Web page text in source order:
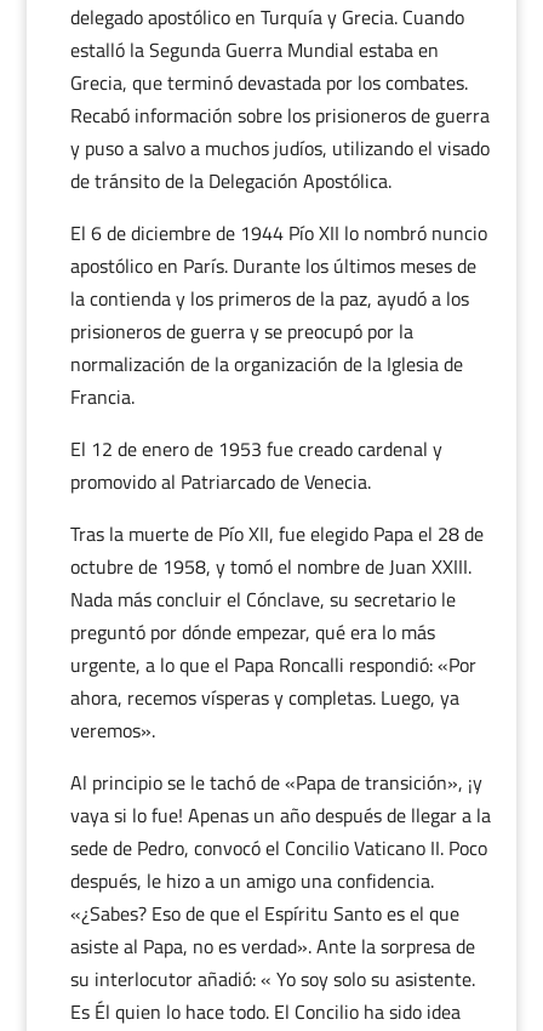
delegado apostólico en Turquía y Grecia. Cuando
estalló la Segunda Guerra Mundial estaba en
Grecia, que terminó devastada por los combates.
Recabó información sobre los prisioneros de guerra
y puso a salvo a muchos judíos, utilizando el visado
de tránsito de la Delegación Apostólica.
El 6 de diciembre de 1944 Pío XII lo nombró nuncio
apostólico en París. Durante los últimos meses de
la contienda y los primeros de la paz, ayudó a los
prisioneros de guerra y se preocupó por la
normalización de la organización de la Iglesia de
Francia.
El 12 de enero de 1953 fue creado cardenal y
promovido al Patriarcado de Venecia.
Tras la muerte de Pío XII, fue elegido Papa el 28 de
octubre de 1958, y tomó el nombre de Juan XXIII.
Nada más concluir el Cónclave, su secretario le
preguntó por dónde empezar, qué era lo más
urgente, a lo que el Papa Roncalli respondió: «Por
ahora, recemos vísperas y completas. Luego, ya
veremos».
Al principio se le tachó de «Papa de transición», ¡y
vaya si lo fue! Apenas un año después de llegar a la
sede de Pedro, convocó el Concilio Vaticano II. Poco
después, le hizo a un amigo una confidencia.
«¿Sabes? Eso de que el Espíritu Santo es el que
asiste al Papa, no es verdad». Ante la sorpresa de
su interlocutor añadió: « Yo soy solo su asistente.
Es Él quien lo hace todo. El Concilio ha sido idea